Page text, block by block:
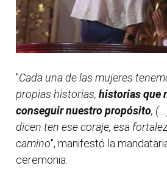
"Cada una de las mujeres
propias historias, historias que
conseguir nuestro propósito,
dicen ten ese coraje, esa
camino", manifestó la
ceremonia.